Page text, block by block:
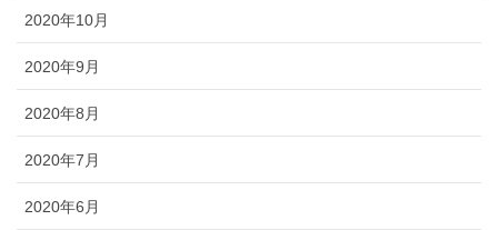
2020年10月
2020年9月
2020年8月
2020年7月
2020年6月